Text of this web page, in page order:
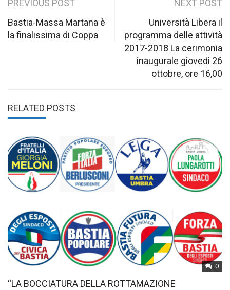
Post
navigation
PREVIOUS POST
Bastia-Massa Martana è
la finalissima di Coppa
NEXT POST
Università Libera il
programma delle attività
2017-2018 La cerimonia
inaugurale giovedì 26
ottobre, ore 16,00
RELATED POSTS
0
“LA BOCCIATURA DELLA ROTTAMAZIONE